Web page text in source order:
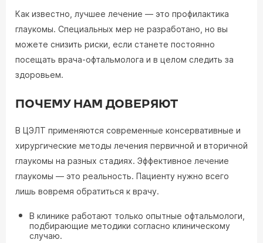
Как известно, лучшее лечение — это профилактика
глаукомы. Специальных мер не разработано, но вы
можете снизить риски, если станете постоянно
посещать врача-офтальмолога и в целом следить за
здоровьем.
ПОЧЕМУ НАМ ДОВЕРЯЮТ
В ЦЭЛТ применяются современные консервативные и
хирургические методы лечения первичной и вторичной
глаукомы на разных стадиях. Эффективное лечение
глаукомы — это реальность. Пациенту нужно всего
лишь вовремя обратиться к врачу.
В клинике работают только опытные офтальмологи,
подбирающие методики согласно клиническому
случаю.